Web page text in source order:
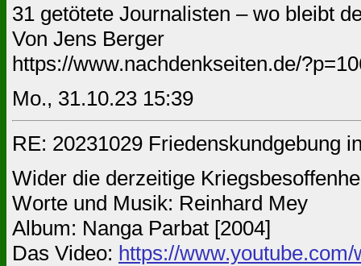
31 getötete Journalisten – wo bleibt
Von Jens Berger
https://www.nachdenkseiten.de/
Mo., 31.10.23 15:39
RE: 20231029 Friedenskundgebung
Wider die derzeitige
Worte und Musik: Reinhard Mey
Album: Nanga Parbat [2004]
Das Video: https://